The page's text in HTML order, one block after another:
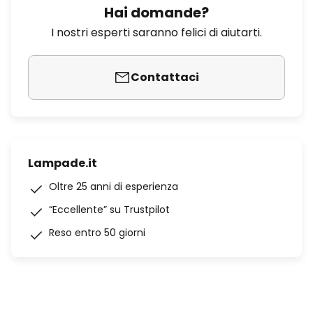
Hai domande?
I nostri esperti saranno felici di aiutarti.
Contattaci
Lampade.it
Oltre 25 anni di esperienza
“Eccellente” su Trustpilot
Reso entro 50 giorni